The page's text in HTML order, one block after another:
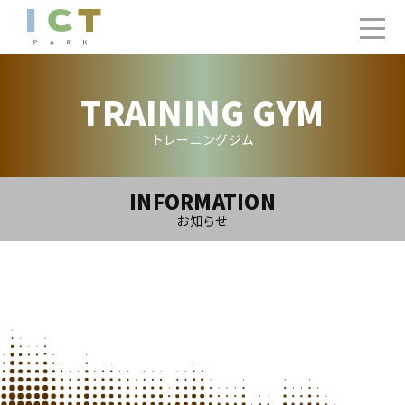
TRAINING GYM
トレーニングジム
INFORMATION
お知らせ
トレーニングジム4月ご利用カレンダー